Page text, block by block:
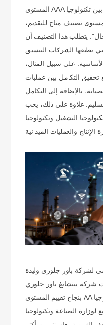
المستوى AAA ضمن نظام إدارة التكامل بين تكنولوجيا
تصنيف متاح للتقديم،
يتطلب هذا التصنيف أن
تطبقها الشركات التنسيق
الأساسية. على سبيل المثال،
التكامل بين عمليات
بالإضافة إلى التكامل
علاوة على ذلك، يجب
التشغيل وتكنولوجيا
لشركة باور جلوري وليدة
عام 2022، اجتازت شركة ييتشانغ باور جلوري
بنجاح تقييم المستوى AA لنظام إدارة تكامل تكنولوجيا
لوزارة الصناعة وتكنولوجيا